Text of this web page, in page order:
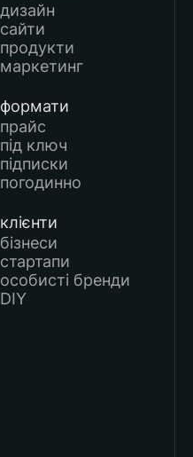
дизайн
сайти
продукти
маркетинг
формати
прайс
під ключ
підписки
погодинно
клієнти
бізнеси
стартапи
особисті бренди
DIY